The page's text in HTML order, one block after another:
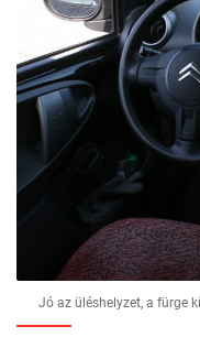
Jó az üléshelyzet, a fürge